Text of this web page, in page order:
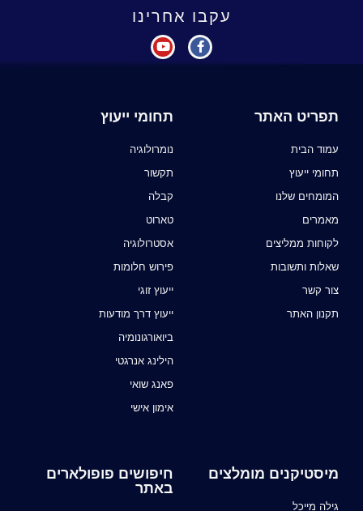
עקבו אחרינו
תפריט האתר
עמוד הבית
תחומי ייעוץ
המומחים שלנו
מאמרים
לקוחות ממליצים
שאלות ותשובות
צור קשר
תקנון האתר
תחומי ייעוץ
נומרולוגיה
תקשור
קבלה
טארוט
אסטרולוגיה
פירוש חלומות
ייעוץ זוגי
ייעוץ דרך מודעות
ביואורגונומיה
הילינג אנרגטי
פאנג שואי
אימון אישי
מיסטיקנים מומלצים
גילה מייכל
חיפושים פופולארים
באתר